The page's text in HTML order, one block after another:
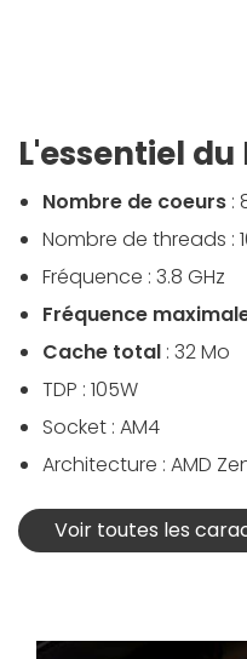
L'essentiel du
Nombre de coeurs :
Nombre de threads :
Fréquence : 3.8 GHz
Fréquence
Cache total : 32 Mo
TDP : 105W
Socket : AM4
Architecture : AMD
Voir toutes les